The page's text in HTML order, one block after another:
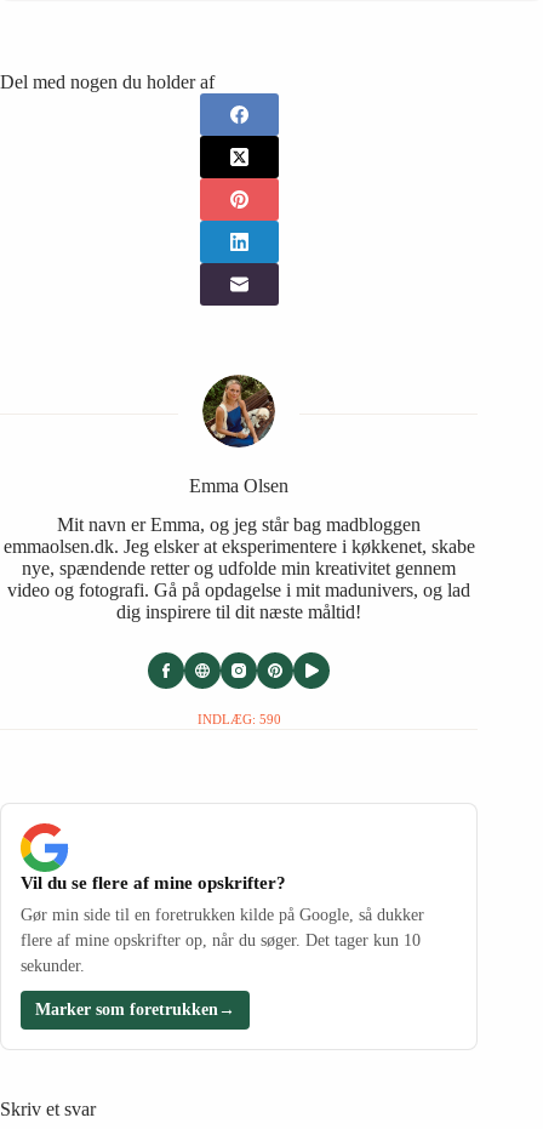
Del med nogen du holder af
Emma Olsen
Mit navn er Emma, og jeg står bag madbloggen
emmaolsen.dk. Jeg elsker at eksperimentere i køkkenet, skabe
nye, spændende retter og udfolde min kreativitet gennem
video og fotografi. Gå på opdagelse i mit madunivers, og lad
dig inspirere til dit næste måltid!
INDLÆG: 590
Vil du se flere af mine opskrifter?
Gør min side til en foretrukken kilde på Google, så dukker
flere af mine opskrifter op, når du søger. Det tager kun 10
sekunder.
Marker som foretrukken→
Skriv et svar